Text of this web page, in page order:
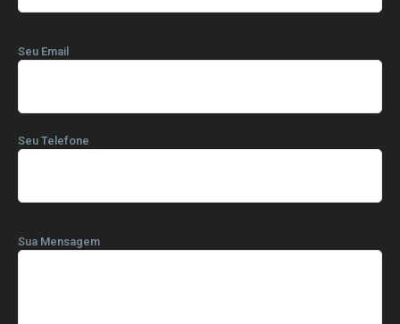
Seu Email
Seu Telefone
Sua Mensagem